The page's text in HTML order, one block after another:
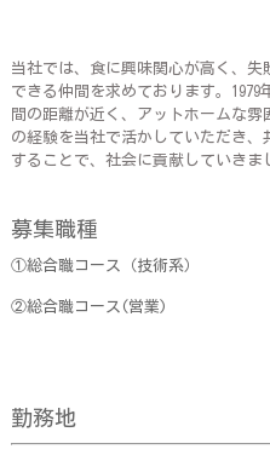
当社では、食に興味関心が高く、
できる仲間を求めております。
間の距離が近く、アットホームな
の経験を当社で活かしていただき
することで、社会に貢献していきま
募集職種
①総合職コース（技術系）
②総合職コース(営業)
勤務地